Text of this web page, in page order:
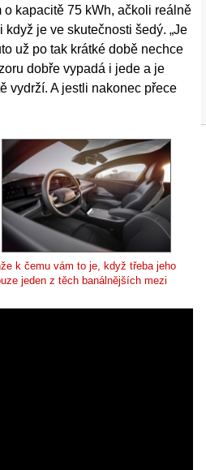
kapacitě 75 kWh, ačkoli reálně
je ve skutečnosti šedý. „Je
už po tak krátké době nechce
dobře vypadá i jede a je
vydrží. A jestli nakonec přece
k čemu vám to je, když třeba jeho
jeden z těch banálnějších mezi